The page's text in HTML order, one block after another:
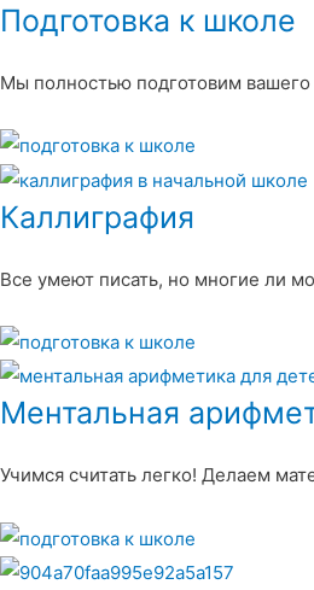
Подготовка к школе
Мы полностью подготовим
Каллиграфия
Все умеют писать, но многие ли
Ментальная
Учимся считать легко! Делаем